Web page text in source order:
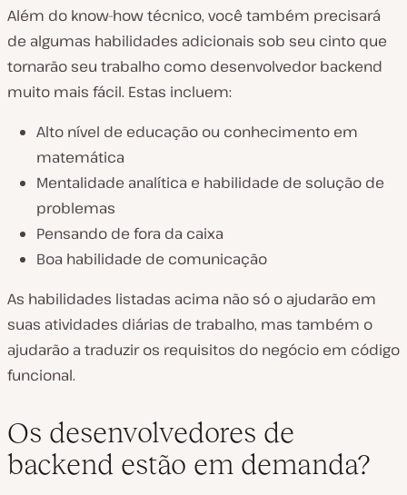
Além do know-how técnico, você também precisará
de algumas habilidades adicionais sob seu cinto que
tornarão seu trabalho como desenvolvedor backend
muito mais fácil. Estas incluem:
Alto nível de educação ou conhecimento em
matemática
Mentalidade analítica e habilidade de solução de
problemas
Pensando de fora da caixa
Boa habilidade de comunicação
As habilidades listadas acima não só o ajudarão em
suas atividades diárias de trabalho, mas também o
ajudarão a traduzir os requisitos do negócio em código
funcional.
Os desenvolvedores de
backend estão em demanda?